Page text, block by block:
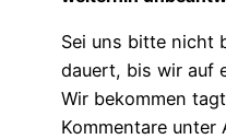
Sei uns bitte nicht
dauert, bis wir auf
Wir bekommen
Kommentare